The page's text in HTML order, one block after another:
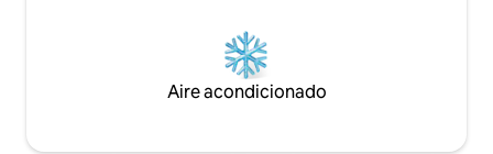
Aire acondicionado